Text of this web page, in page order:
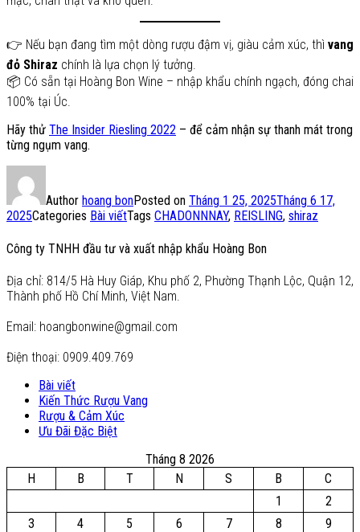
👉 Nếu bạn đang tìm một dòng rượu đậm vị, giàu cảm xúc, thì vang
đỏ Shiraz chính là lựa chọn lý tưởng.
📦 Có sẵn tại Hoàng Bon Wine – nhập khẩu chính ngạch, đóng chai
100% tại Úc.
Hãy thử The Insider Riesling 2022 – để cảm nhận sự thanh mát trong
từng ngụm vang.
Author hoang bonPosted on Tháng 1 25, 2025Tháng 6 17,
2025Categories Bài viếtTags CHADONNNAY, REISLING, shiraz
Công ty TNHH đầu tư và xuất nhập khẩu Hoàng Bon
Địa chỉ: 814/5 Hà Huy Giáp, Khu phố 2, Phường Thạnh Lộc, Quận 12,
Thành phố Hồ Chí Minh, Việt Nam.
Email: hoangbonwine@gmail.com
Điện thoại: 0909.409.769
Bài viết
Kiến Thức Rượu Vang
Rượu & Cảm Xúc
Ưu Đãi Đặc Biệt
Tháng 8 2026
H
B T N S B
C
1
2
3
4 5 6 7 8
9